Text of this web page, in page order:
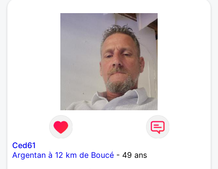
Ced61
Argentan à 12 km de Boucé - 49 ans